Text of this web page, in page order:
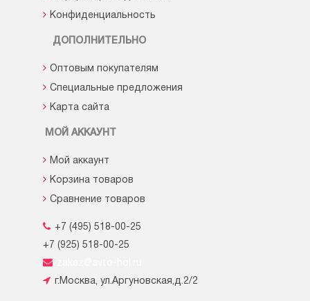
Конфиденциальность
ДОПОЛНИТЕЛЬНО
Оптовым покупателям
Специальные предложения
Карта сайта
МОЙ АККАУНТ
Мой аккаунт
Корзина товаров
Сравнение товаров
+7 (495) 518-00-25
+7 (925) 518-00-25
г.Москва, ул.Аргуновская,д.2/2